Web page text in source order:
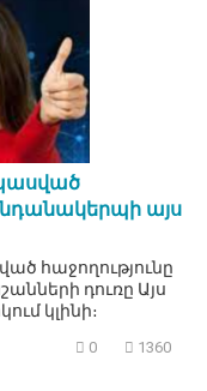
այս
հաջողությունը
դուռը Այս
կլինի։
0 1360